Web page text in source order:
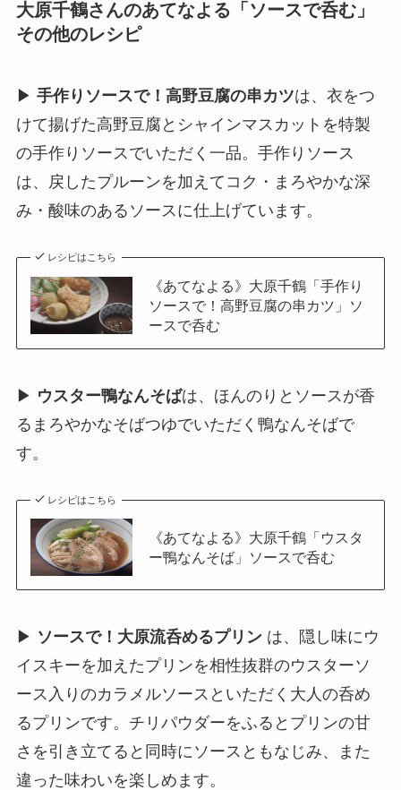
大原千鶴さんのあてなよる「ソースで呑む」
その他のレシピ
▶ 手作りソースで！高野豆腐の串カツは、衣をつ
けて揚げた高野豆腐とシャインマスカットを特製
の手作りソースでいただく一品。手作りソース
は、戻したプルーンを加えてコク・まろやかな深
み・酸味のあるソースに仕上げています。
レシピはこちら
《あてなよる》大原千鶴「手作り
ソースで！高野豆腐の串カツ」ソ
ースで呑む
▶ ウスター鴨なんそばは、ほんのりとソースが香
るまろやかなそばつゆでいただく鴨なんそばで
す。
レシピはこちら
《あてなよる》大原千鶴「ウスタ
ー鴨なんそば」ソースで呑む
▶ ソースで！大原流呑めるプリン は、隠し味にウ
イスキーを加えたプリンを相性抜群のウスターソ
ース入りのカラメルソースといただく大人の呑め
るプリンです。チリパウダーをふるとプリンの甘
さを引き立てると同時にソースともなじみ、また
違った味わいを楽しめます。